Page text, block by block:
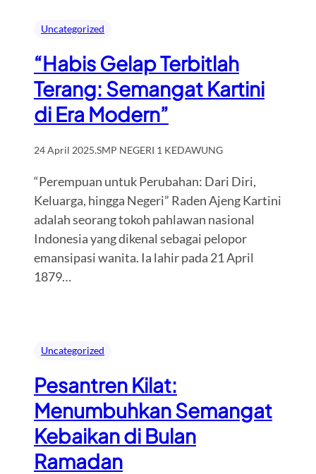
Uncategorized
“Habis Gelap Terbitlah
Terang: Semangat Kartini
di Era Modern”
24 April 2025.SMP NEGERI 1 KEDAWUNG
“Perempuan untuk Perubahan: Dari Diri,
Keluarga, hingga Negeri” Raden Ajeng Kartini
adalah seorang tokoh pahlawan nasional
Indonesia yang dikenal sebagai pelopor
emansipasi wanita. Ia lahir pada 21 April
1879…
Uncategorized
Pesantren Kilat:
Menumbuhkan Semangat
Kebaikan di Bulan
Ramadan